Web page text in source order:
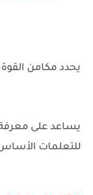
يحدد مكامن
يساعد على
للتعلمات الأساس